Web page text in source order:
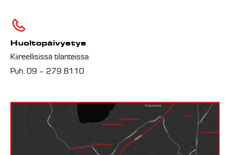
Huoltopäivystys
Kiireellisissä tilanteissa
Puh. 09 – 279 8110